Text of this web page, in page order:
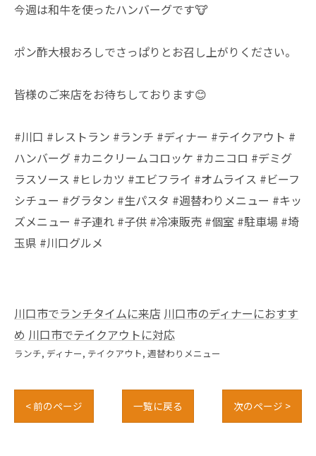
今週は和牛を使ったハンバーグです🐮
ポン酢大根おろしでさっぱりとお召し上がりください。
皆様のご来店をお待ちしております😊
#川口 #レストラン #ランチ #ディナー #テイクアウト #
ハンバーグ #カニクリームコロッケ #カニコロ #デミグ
ラスソース #ヒレカツ #エビフライ #オムライス #ビーフ
シチュー #グラタン #生パスタ #週替わりメニュー #キッ
ズメニュー #子連れ #子供 #冷凍販売 #個室 #駐車場 #埼
玉県 #川口グルメ
川口市でランチタイムに来店 川口市のディナーにおすす
め 川口市でテイクアウトに対応
ランチ ディナー テイクアウト 週替わりメニュー
< 前のページ 一覧に戻る 次のページ >